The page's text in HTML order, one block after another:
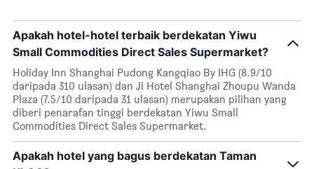
Apakah hotel-hotel terbaik berdekatan Yiwu
Small Commodities Direct Sales Supermarket?
Holiday Inn Shanghai Pudong Kangqiao By IHG (8.9/10
daripada 310 ulasan) dan Ji Hotel Shanghai Zhoupu Wanda
Plaza (7.5/10 daripada 31 ulasan) merupakan pilihan yang
diberi penarafan tinggi berdekatan Yiwu Small
Commodities Direct Sales Supermarket.
Apakah hotel yang bagus berdekatan Taman